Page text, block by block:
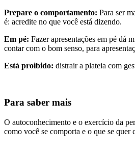
Prepare o comportamento: Para ser
é: acredite no que você está dizendo.
Em pé: Fazer apresentações em pé dá
contar com o bom senso, para
Está proibido: distrair a plateia com
Para saber mais
O autoconhecimento e o exercício da
como você se comporta e o que se quer